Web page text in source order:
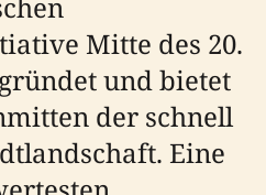
Mitte des 20.
und bietet
der schnell
Eine